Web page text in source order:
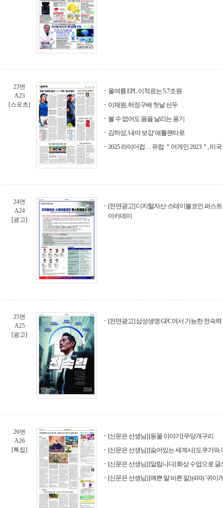
23면
A23
[스포츠]
올여름 EPL 이적료는 5.7조원
이재원, 허정구배 첫날 선두
볼 수 없어도 몸을 날리는 용기
김하성, '내야 보강' 애틀랜타로
2025 라이더컵… 유럽 ＂어게인 2023＂, 미
24면
A24
[광고]
[전면광고] 디지털자산·스테이블코인 퍼스
아카데미
25면
A25
[광고]
[전면광고] 삼성생명 GFC여서 가능한 전속력
26면
A26
[특집]
[신문은 선생님] [동물 이야기] 무당개구리
[신문은 선생님] [숨어있는 세계사] 도쿠가와
[신문은 선생님] [알립니다] 화상 수업으로
[신문은 선생님] [예쁜 말 바른 말] (410) ‘귀이개